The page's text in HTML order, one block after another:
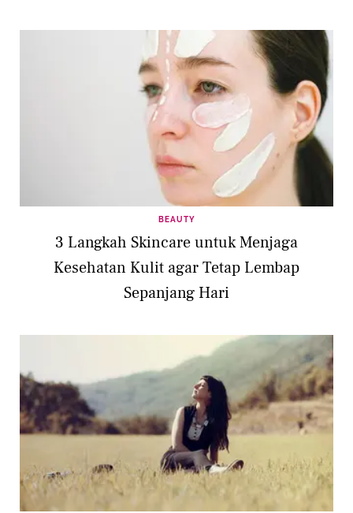
BEAUTY
3 Langkah Skincare untuk Menjaga
Kesehatan Kulit agar Tetap Lembap
Sepanjang Hari